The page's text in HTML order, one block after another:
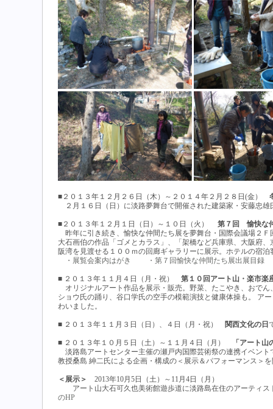
■２０１３年１２月２６日（木）～２０１４年２月２８日(金）
２月１６日（日）に淡路夢舞台で開催された建築家・安藤忠
■２０１３年１２月１日（日）～１０日（火）
第７回 愉快な仲
昨年に引き続き、愉快な仲間たち展を夢舞台・国際会議場２Ｆ
大石画伯の作品「ゴメとカラス」、「架橋など兵庫県、大阪府
阪湾を見渡せる１００ｍの回廊ギャラリーに展示。ホテルの宿
・展覧会案内はがき
・第７回愉快な仲間たち展出展目録
■ ２０１３年１１月４日（月・祝） 第１０回アート山・楽市楽
オリジナルアート作品を展示・販売。野菜、たこやき、おで
ショウ氏の踊り、谷口学氏の空手の模範演技と健康体操も。 ア
わいました。
■ ２０１３年１１月３日（日）、４日（月・祝） 関西文化の日
■ ２０１３年１０月５日（土）～１１月４日（月）
「アート山
淡路島アートセンター主催の瀬戸内国際芸術祭の連携イベン
教授桑島 紳二氏による企画・構成の＜展示＆パフォーマンス＞
＜展示＞
2013年10月5日（土）～11月4日（月）
アート山大石可久也美術館遊歩道に淡路島在住のアーティ
のHP